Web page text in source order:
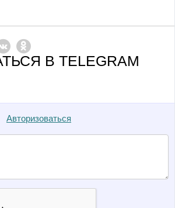
В TELEGRAM
Авторизоваться